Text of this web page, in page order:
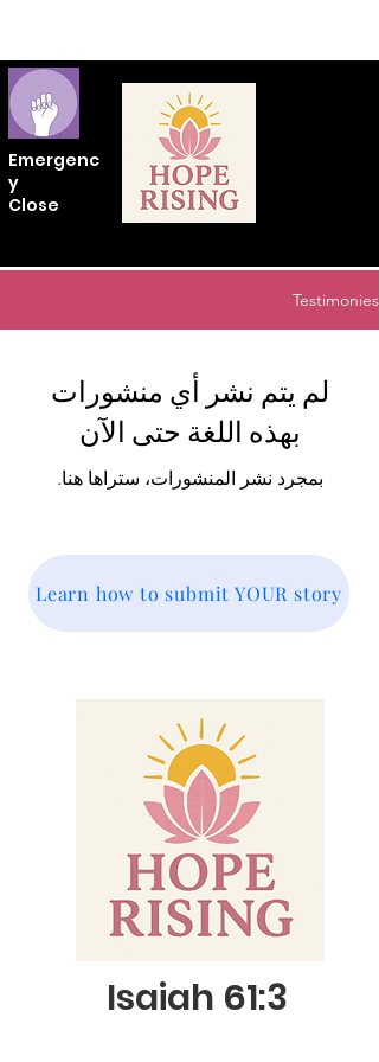
Emergenc
y
Close
Testimonies
لم يتم نشر أي منشورات
بهذه اللغة حتى الآن
بمجرد نشر المنشورات، ستراها هنا.
Learn how to submit YOUR story
Isaiah 61:3